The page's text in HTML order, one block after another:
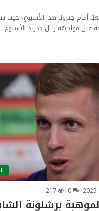
أمام جيرونا هذا الأسبوع، حيث
قبل مواجهة ريال مدريد الأسبوع…
0
217
برشلونة